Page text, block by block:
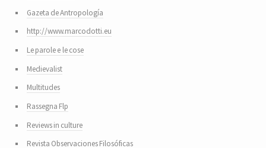
Gazeta de Antropología
http://www.marcodotti.eu
Le parole e le cose
Medievalist
Multitudes
Rassegna Flp
Reviews in culture
Revista Observaciones Filosóficas